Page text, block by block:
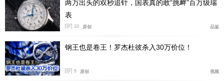
两万出头的双秒追针，国表真的敢“挑衅”百万级瑞
表
10 原创 品鉴
钢王也是卷王！罗杰杜彼杀入30万价位！
6 原创 视频